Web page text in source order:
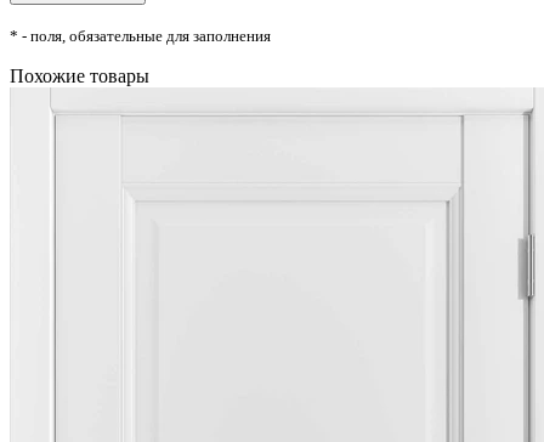
* - поля, обязательные для заполнения
Похожие товары